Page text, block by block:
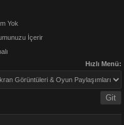
Yok
İçerir
Hızlı Menü:
Görüntüleri & Oyun Paylaşımları